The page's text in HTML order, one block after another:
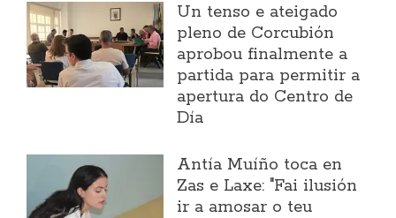
Un tenso e ateigado
pleno de Corcubión
aprobou finalmente a
partida para permitir a
apertura do Centro de
Día
Antía Muíño toca en
Zas e Laxe: "Fai ilusión
ir a amosar o teu